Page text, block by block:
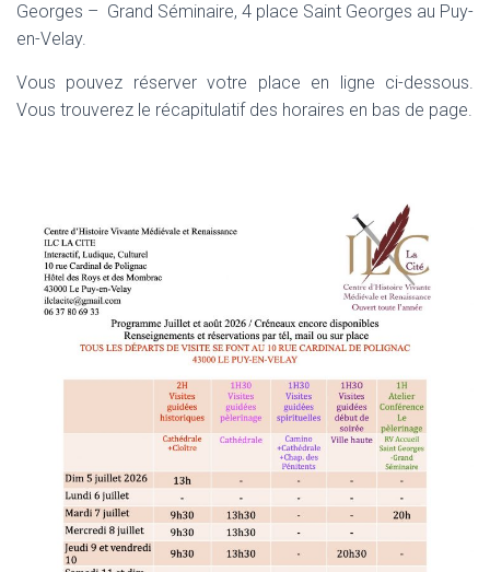
Georges – Grand Séminaire, 4 place Saint Georges au Puy-
en-Velay.
Vous pouvez réserver votre place en ligne ci-dessous.
Vous trouverez le récapitulatif des horaires en bas de page.